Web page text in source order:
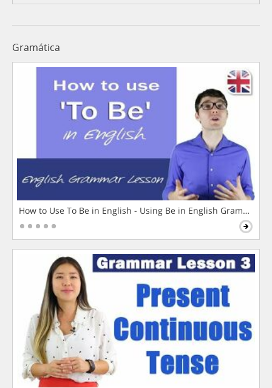
Gramática
How to Use To Be in English - Using Be in English Grammar